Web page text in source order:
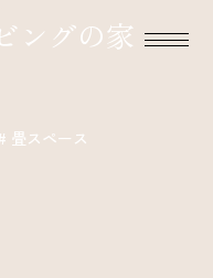
ングの家
畳スペース